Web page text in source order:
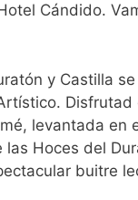
Cándido.
y Castilla
levantada en
Hoces del
buitre